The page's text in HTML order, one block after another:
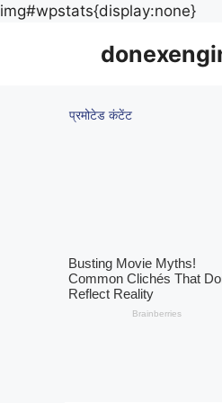
img#wpstats{display:none}Skip